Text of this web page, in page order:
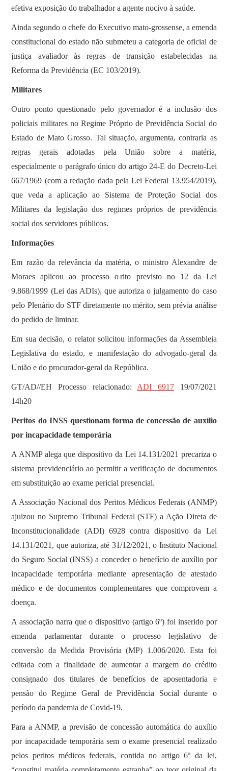
efetiva exposição do trabalhador a agente nocivo à saúde.
Ainda segundo o chefe do Executivo mato-grossense, a emenda
constitucional do estado não submeteu a categoria de oficial de
justiça avaliador às regras de transição estabelecidas na
Reforma da Previdência (EC 103/2019).
Militares
Outro ponto questionado pelo governador é a inclusão dos
policiais militares no Regime Próprio de Previdência Social do
Estado de Mato Grosso. Tal situação, argumenta, contraria as
regras gerais adotadas pela União sobre a matéria,
especialmente o parágrafo único do artigo 24-E do Decreto-Lei
667/1969 (com a redação dada pela Lei Federal 13.954/2019),
que veda a aplicação ao Sistema de Proteção Social dos
Militares da legislação dos regimes próprios de previdência
social dos servidores públicos.
Informações
Em razão da relevância da matéria, o ministro Alexandre de
Moraes aplicou ao processo o rito previsto no 12 da Lei
9.868/1999 (Lei das ADIs), que autoriza o julgamento do caso
pelo Plenário do STF diretamente no mérito, sem prévia análise
do pedido de liminar.
Em sua decisão, o relator solicitou informações da Assembleia
Legislativa do estado, e manifestação do advogado-geral da
União e do procurador-geral da República.
GT/AD//EH Processo relacionado: ADI 691719/07/2021
14h20
Peritos do INSS questionam forma de concessão de auxílio
por incapacidade temporária
A ANMP alega que dispositivo da Lei 14.131/2021 precariza o
sistema previdenciário ao permitir a verificação de documentos
em substituição ao exame pericial presencial.
A Associação Nacional dos Peritos Médicos Federais (ANMP)
ajuizou no Supremo Tribunal Federal (STF) a Ação Direta de
Inconstitucionalidade (ADI) 6928 contra dispositivo da Lei
14.131/2021, que autoriza, até 31/12/2021, o Instituto Nacional
do Seguro Social (INSS) a conceder o benefício de auxílio por
incapacidade temporária mediante apresentação de atestado
médico e de documentos complementares que comprovem a
doença.
A associação narra que o dispositivo (artigo 6º) foi inserido por
emenda parlamentar durante o processo legislativo de
conversão da Medida Provisória (MP) 1.006/2020. Esta foi
editada com a finalidade de aumentar a margem do crédito
consignado dos titulares de benefícios de aposentadoria e
pensão do Regime Geral de Previdência Social durante o
período da pandemia de Covid-19.
Para a ANMP, a previsão de concessão automática do auxílio
por incapacidade temporária sem o exame presencial realizado
pelos peritos médicos federais, contida no artigo 6º da lei,